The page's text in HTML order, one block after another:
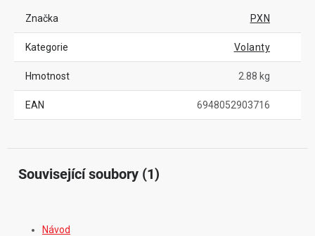
Značka PXN
Kategorie Volanty
Hmotnost 2.88 kg
EAN 6948052903716
Související soubory (1)
Návod